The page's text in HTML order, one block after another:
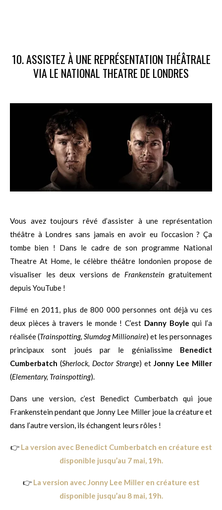
10. ASSISTEZ À UNE REPRÉSENTATION THÉÂTRALE
VIA LE NATIONAL THEATRE DE LONDRES
Vous avez toujours rêvé d’assister à une représentation
théâtre à Londres sans jamais en avoir eu l’occasion ? Ça
tombe bien ! Dans le cadre de son programme National
Theatre At Home, le célèbre théâtre londonien propose de
visualiser les deux versions de Frankensteingratuitement
depuis YouTube !
Filmé en 2011, plus de 800 000 personnes ont déjà vu ces
deux pièces à travers le monde ! C’est Danny Boyle qui l’a
réalisée (Trainspotting, Slumdog Millionaire) et les personnages
principaux sont joués par le génialissime Benedict
Cumberbatch (Sherlock, Doctor Strange) et Jonny Lee Miller
(Elementary, Trainspotting).
Dans une version, c’est Benedict Cumberbatch qui joue
Frankenstein pendant que Jonny Lee Miller joue la créature et
dans l’autre version, ils échangent leurs rôles !
👉 La version avec Benedict Cumberbatch en créature est
disponible jusqu’au 7 mai, 19h.
👉 La version avec Jonny Lee Miller en créature est
disponible jusqu’au 8 mai, 19h.